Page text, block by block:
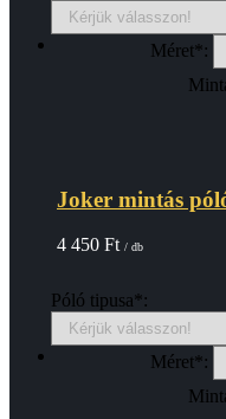
Méret*:
Joker mintás
4 450 Ft / db
Póló tipusa*:
Méret*: